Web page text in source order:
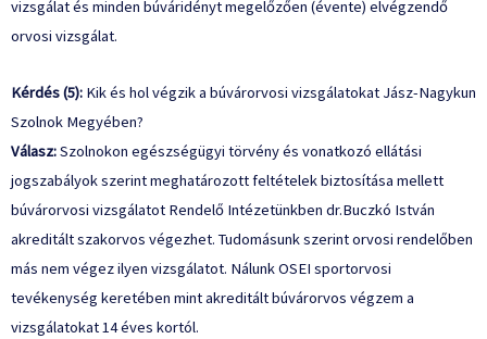
vizsgálat és minden búváridényt megelőzően (évente) elvégzendő
orvosi vizsgálat.
Kérdés (5): Kik és hol végzik a búvárorvosi vizsgálatokat Jász-Nagykun
Szolnok Megyében?
Válasz:Szolnokon egészségügyi törvény és vonatkozó ellátási
jogszabályok szerint meghatározott feltételek biztosítása mellett
búvárorvosi vizsgálatot Rendelő Intézetünkben dr.Buczkó István
akreditált szakorvos végezhet. Tudomásunk szerint orvosi rendelőben
más nem végez ilyen vizsgálatot. Nálunk OSEI sportorvosi
tevékenység keretében mint akreditált búvárorvos végzem a
vizsgálatokat 14 éves kortól.